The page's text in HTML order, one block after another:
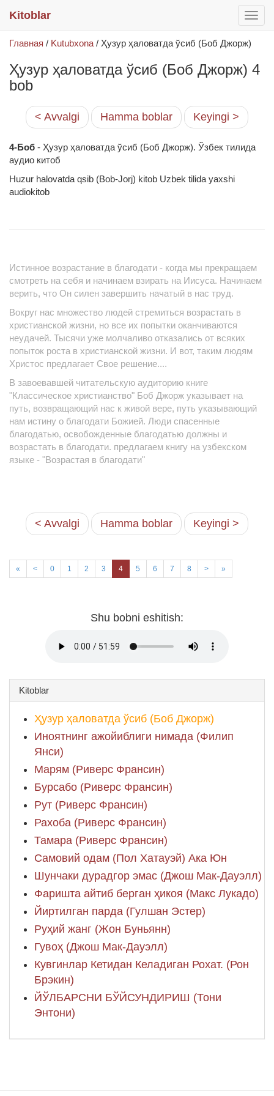
меню
Kitoblar
Главная / Kutubxona / Ҳузур ҳаловатда ўсиб (Боб Джорж)
Ҳузур ҳаловатда ўсиб (Боб Джорж) 4
bob
< Avvalgi Hamma boblar Keyingi >
4-Боб - Ҳузур ҳаловатда ўсиб (Боб Джорж). Ўзбек тилида
аудио китоб
Huzur halovatda qsib (Bob-Jorj) kitob Uzbek tilida yaxshi
audiokitob
Истинное возрастание в благодати - когда мы прекращаем
смотреть на себя и начинаем взирать на Иисуса. Начинаем
верить, что Он силен завершить начатый в нас труд.
Вокруг нас множество людей стремиться возрастать в
христианской жизни, но все их попытки оканчиваются
неудачей. Тысячи уже молчаливо отказались от всяких
попыток роста в христианской жизни. И вот, таким людям
Христос предлагает Свое решение....
В завоевавшей читательскую аудиторию книге
"Классическое христианство" Боб Джорж указывает на
путь, возвращающий нас к живой вере, путь указывающий
нам истину о благодати Божией. Люди спасенные
благодатью, освобожденные благодатью должны и
возрастать в благодати. предлагаем книгу на узбекском
языке - "Возрастая в благодати"
< Avvalgi Hamma boblar Keyingi >
« < 0 1 2 3 4 5 6 7 8 > »
Shu bobni eshitish:
Kitoblar
Ҳузур ҳаловатда ўсиб (Боб Джорж)
Иноятнинг ажойиблиги нимада (Филип
Янси)
Марям (Риверс Франсин)
Бурсабо (Риверс Франсин)
Рут (Риверс Франсин)
Рахоба (Риверс Франсин)
Тамара (Риверс Франсин)
Самовий одам (Пол Хатауэй) Ака Юн
Шунчаки дурадгор эмас (Джош Мак-Дауэлл)
Фаришта айтиб берган ҳикоя (Макс Лукадо)
Йиртилган парда (Гулшан Эстер)
Руҳий жанг (Жон Буньянн)
Гувоҳ (Джош Мак-Дауэлл)
Кувгинлар Кетидан Келадиган Рохат. (Рон
Брэкин)
ЙЎЛБАРСНИ БЎЙСУНДИРИШ (Тони
Энтони)